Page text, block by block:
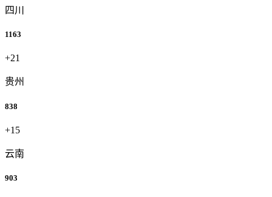
四川
1163
+21
贵州
838
+15
云南
903